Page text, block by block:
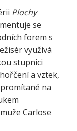
Plochy
se
forem s
využívá
stupnici
a vztek,
na
Carlose